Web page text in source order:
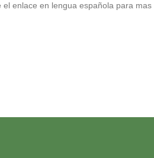
el enlace en lengua española para